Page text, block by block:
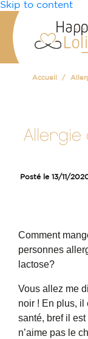
Skip to content
Accueil
Allergie
Posté le 13/11/
Comment
personnes
lactose?
Vous allez me
noir ! En plus, il
santé, bref il
n’aime pas le